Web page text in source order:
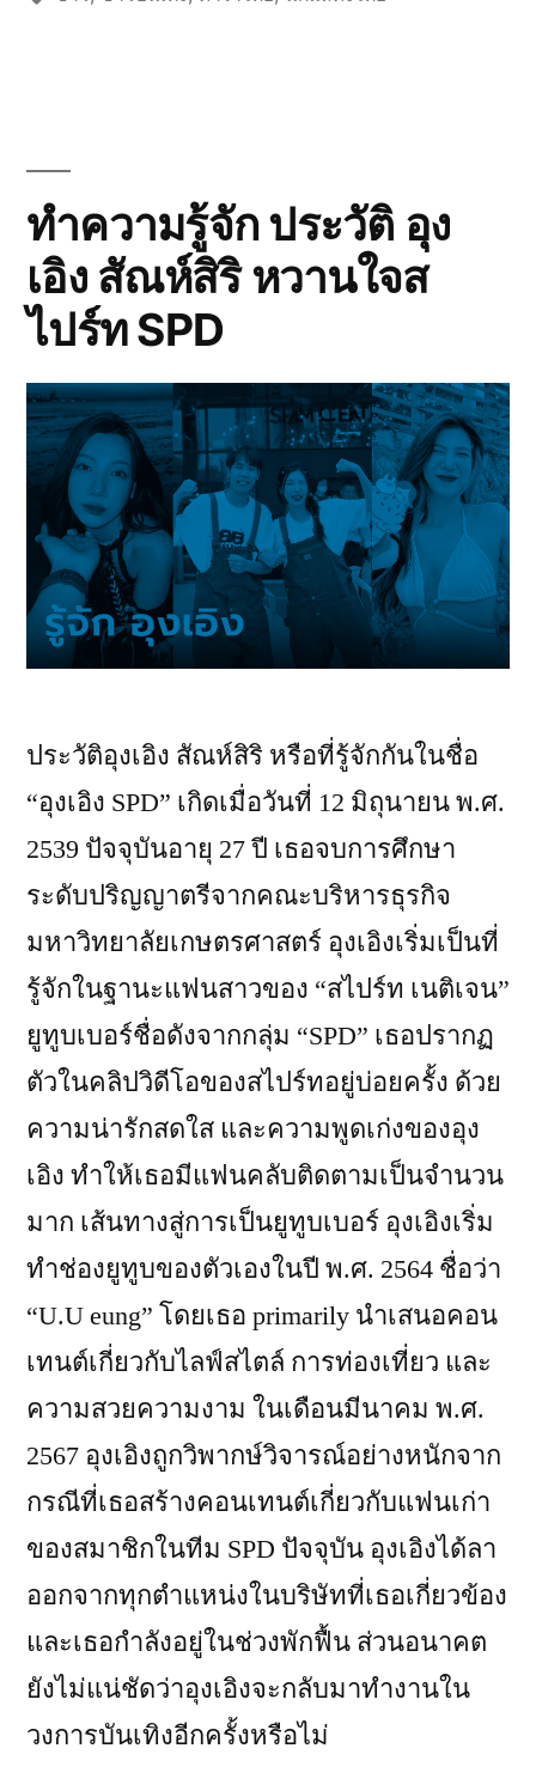
ทำความรู้จัก ประวัติ อุง
เอิง สัณห์สิริ หวานใจส
ไปร์ท SPD
ประวัติอุงเอิง สัณห์สิริ หรือที่รู้จักกันในชื่อ
“อุงเอิง SPD” เกิดเมื่อวันที่ 12 มิถุนายน พ.ศ.
2539 ปัจจุบันอายุ 27 ปี เธอจบการศึกษา
ระดับปริญญาตรีจากคณะบริหารธุรกิจ
มหาวิทยาลัยเกษตรศาสตร์ อุงเอิงเริ่มเป็นที่
รู้จักในฐานะแฟนสาวของ “สไปร์ท เนติเจน”
ยูทูบเบอร์ชื่อดังจากกลุ่ม “SPD” เธอปรากฏ
ตัวในคลิปวิดีโอของสไปร์ทอยู่บ่อยครั้ง ด้วย
ความน่ารักสดใส และความพูดเก่งของอุง
เอิง ทำให้เธอมีแฟนคลับติดตามเป็นจำนวน
มาก เส้นทางสู่การเป็นยูทูบเบอร์ อุงเอิงเริ่ม
ทำช่องยูทูบของตัวเองในปี พ.ศ. 2564 ชื่อว่า
“U.U eung” โดยเธอ primarily นำเสนอคอน
เทนต์เกี่ยวกับไลฟ์สไตล์ การท่องเที่ยว และ
ความสวยความงาม ในเดือนมีนาคม พ.ศ.
2567 อุงเอิงถูกวิพากษ์วิจารณ์อย่างหนักจาก
กรณีที่เธอสร้างคอนเทนต์เกี่ยวกับแฟนเก่า
ของสมาชิกในทีม SPD ปัจจุบัน อุงเอิงได้ลา
ออกจากทุกตำแหน่งในบริษัทที่เธอเกี่ยวข้อง
และเธอกำลังอยู่ในช่วงพักฟื้น ส่วนอนาคต
ยังไม่แน่ชัดว่าอุงเอิงจะกลับมาทำงานใน
วงการบันเทิงอีกครั้งหรือไม่